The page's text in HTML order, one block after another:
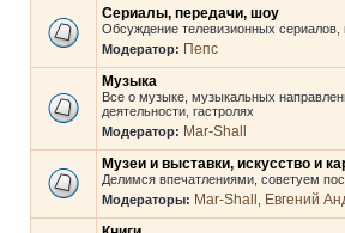
Сериалы, передачи, шоу
Обсуждение телевизионных
Модератор: Пепс
Музыка
Все о музыке, музыкальных
деятельности, гастролях
Модератор: Mar-Shall
Музеи и выставки, искусство и
Делимся впечатлениями, советуем
Модераторы: Mar-Shall
Евгений